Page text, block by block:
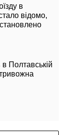
в
відомо,
Полтавській